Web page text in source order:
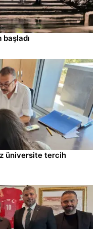
üniversite tercih